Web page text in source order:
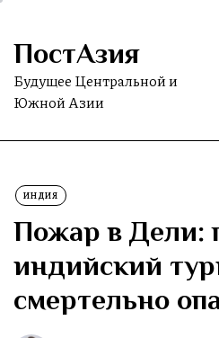
Skip
the
content
ПостАзия
Будущее Центральной и
Южной Азии
ИНДИЯ
Пожар в Дели:
индийский
смертельно